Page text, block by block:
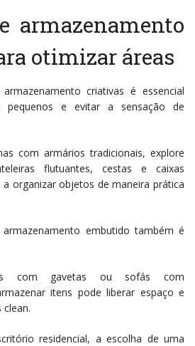
armazenamento
otimizar áreas
criativas é essencial
pequenos e evitar a sensação de
com armários tradicionais, explore
flutuantes, cestas e caixas
organizar objetos de maneira prática
embutido também é
com gavetas ou sofás com
itens pode liberar espaço e
residencial, a escolha de uma